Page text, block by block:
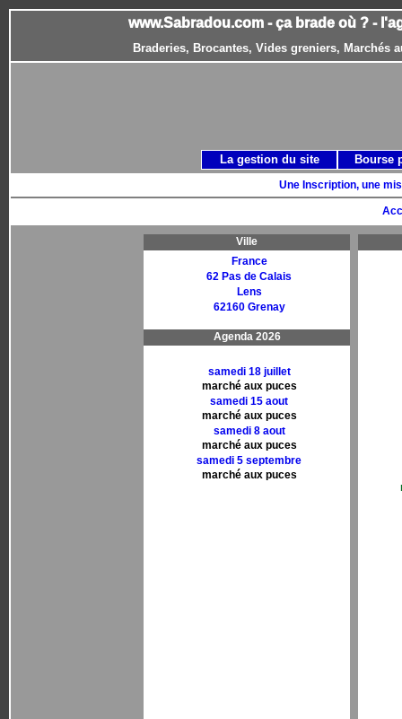
www.Sabradou.com - ça brade où ? -
Braderies, Brocantes, Vides greniers, Marchés
Une Inscription, une
Ville
France
62 Pas de Calais
Lens
62160 Grenay
Agenda 2026
samedi 18 juillet
marché aux puces
samedi 15 aout
marché aux puces
samedi 8 aout
marché aux puces
samedi 5 septembre
marché aux puces
La gestion du site Bourse